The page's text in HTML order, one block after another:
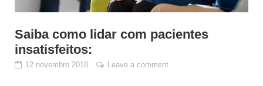
Saiba como lidar com pacientes
insatisfeitos:
12 novembro 2018 Leave a comment